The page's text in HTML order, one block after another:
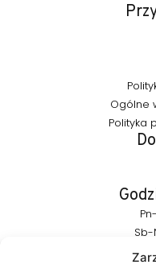
Ogólne
Polityka
Sb-